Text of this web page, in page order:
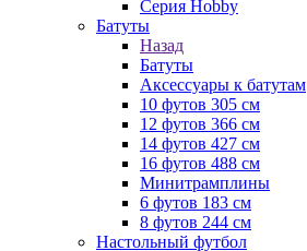
Серия Hobby
Батуты
Назад
Батуты
Аксессуары к батутам
10 футов 305 см
12 футов 366 см
14 футов 427 см
16 футов 488 см
Минитрамплины
6 футов 183 см
8 футов 244 см
Настольный футбол